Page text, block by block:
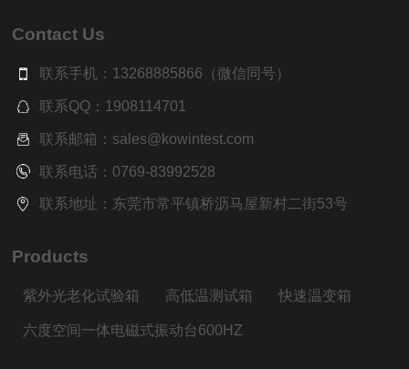
Contact Us
联系手机：13268885866（微信同号）
联系QQ：1908114701
联系邮箱：sales@kowintest.com
联系电话：0769-83992528
联系地址：东莞市常平镇桥沥马屋新村二街53号
Products
紫外光老化试验箱 高低温测试箱 快速温变箱
六度空间一体电磁式振动台600HZ